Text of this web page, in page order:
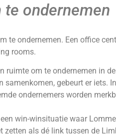
ondernemen
te ondernemen. Een office
rooms.
ruimte om te ondernemen in
samenkomen, gebeurt er iets.
ondernemers worden
win-winsituatie waar
zetten als dé link tussen de